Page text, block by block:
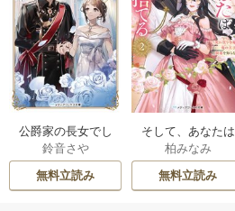
公爵家の長女でし
た
鈴音さや
無料立読み
そして、あなたは
私を捨てる
柏みなみ
無料立読み